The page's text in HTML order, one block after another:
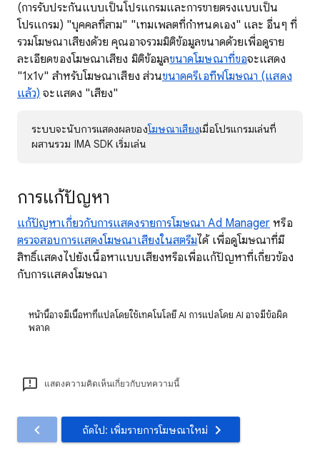
(การรับประกันแบบเป็นโปรแกรมและการขายตรงแบบเป็น
โปรแกรม) "บุคคลที่สาม" "เทมเพลตที่กำหนดเอง" และ อื่นๆ ที่
รวมโฆษณาเสียงด้วย คุณอาจรวมมิติข้อมูลขนาดด้วยเพื่อดูราย
ละเอียดของโฆษณาเสียง มิติข้อมูลขนาดโฆษณาที่ขอจะแสดง
"1x1v" สําหรับโฆษณาเสียง ส่วนขนาดครีเอทีฟโฆษณา (แสดง
แล้ว) จะแสดง "เสียง"
ระบบจะนับการแสดงผลของโฆษณาเสียงเมื่อโปรแกรมเล่นที่
ผสานรวม IMA SDK เริ่มเล่น
การแก้ปัญหา
แก้ปัญหาเกี่ยวกับการแสดงรายการโฆษณา Ad Manager หรือ
ตรวจสอบการแสดงโฆษณาเสียงในสตรีมได้ เพื่อดูโฆษณาที่มี
สิทธิ์แสดงไปยังเนื้อหาแบบเสียงหรือเพื่อแก้ปัญหาที่เกี่ยวข้อง
กับการแสดงโฆษณา
หน้านี้อาจมีเนื้อหาที่แปลโดยใช้เทคโนโลยี AI การแปลโดย AI อาจมีข้อผิด
พลาด
แสดงความคิดเห็นเกี่ยวกับบทความนี้
ถัดไป: เพิ่มรายการโฆษณาใหม่